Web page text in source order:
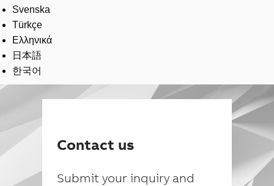
Svenska
Türkçe
Ελληνικά
日本語
한국어
Contact us
Submit your inquiry and